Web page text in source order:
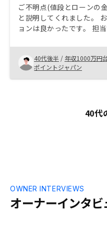
ご不明点(値段とローンの
と説明してくれました。
ョンは良かったです。 担
ろ話したから、信頼関係
契約手続きは便利です。
倒くさいので、ちゃんと
ました。
40代後半 / 年収1000万円
ポイントジャパン
40代
オーナーインタビ
OWNER INTERVIEWS